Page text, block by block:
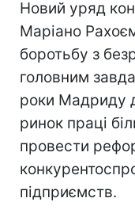
Новий уряд
Маріано
боротьбу з
головним
роки Мадриду
ринок праці
провести
підприємств.